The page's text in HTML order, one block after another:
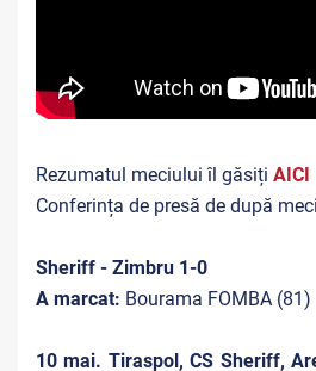
Rezumatul meciului îl găsiți AICI
Conferința de presă de după
Sheriff - Zimbru 1-0
A marcat: Bourama FOMBA (81)
10 mai. Tiraspol, CS Sheriff,